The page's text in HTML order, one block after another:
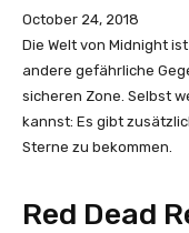
October 24, 2018
Die Welt von Midnight
andere gefährliche
sicheren Zone. Selbst
kannst: Es gibt
Sterne zu bekommen.
Red Dead